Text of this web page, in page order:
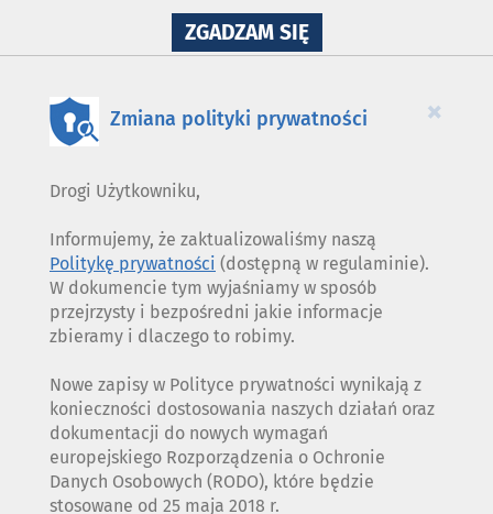
ZGADZAM SIĘNA
WYKORZYSTANIE
×
Zmiana polityki prywatności
Drogi Użytkowniku,
Informujemy, że zaktualizowaliśmy naszą
Politykę prywatności (dostępną w regulaminie).
W dokumencie tym wyjaśniamy w sposób
przejrzysty i bezpośredni jakie informacje
zbieramy i dlaczego to robimy.
Nowe zapisy w Polityce prywatności wynikają z
konieczności dostosowania naszych działań oraz
dokumentacji do nowych wymagań
europejskiego Rozporządzenia o Ochronie
Danych Osobowych (RODO), które będzie
stosowane od 25 maja 2018 r.